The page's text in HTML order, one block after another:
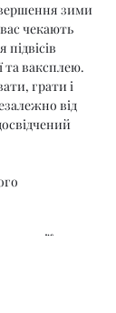
зими
чекають
та ваксплею.
грати і
від